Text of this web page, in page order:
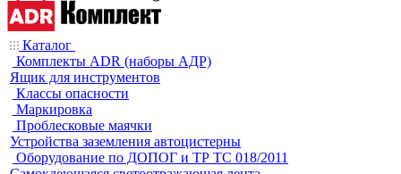
Каталог
Комплекты ADR (наборы АДР)
Ящик для инструментов
Классы опасности
Маркировка
Проблесковые маячки
Устройства заземления автоцистерны
Оборудование по ДОПОГ и ТР ТС 018/2011